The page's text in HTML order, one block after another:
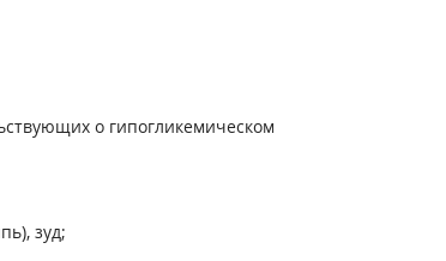
о гипогликемическом
зуд;